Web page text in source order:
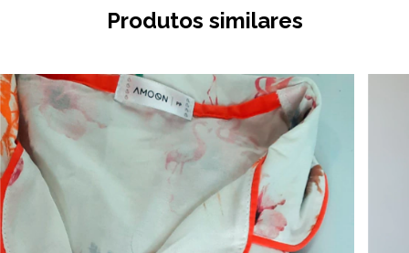
Produtos similares